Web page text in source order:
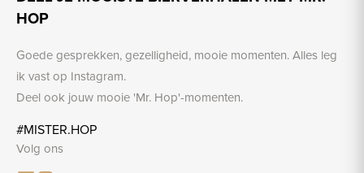
HOP
Goede gesprekken, gezelligheid, mooie momenten. Alles leg
ik vast op Instagram.
Deel ook jouw mooie 'Mr. Hop'-momenten.
#MISTER.HOP
Volg ons